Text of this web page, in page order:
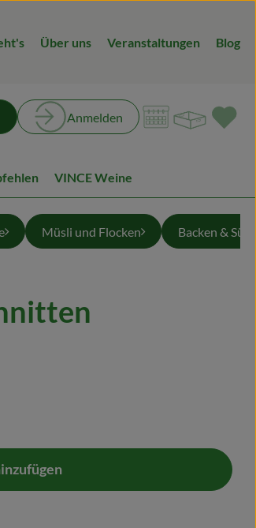
Über uns Veranstaltungen Blog
Anmelden
VINCE Weine
Müsli und Flocken Backen &
Produkt zum Warenkorb hinzufügen